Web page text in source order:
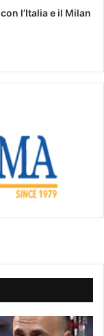
l’Italia e il Milan